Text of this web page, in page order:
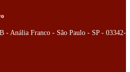
- Anália Franco - São Paulo - SP - 03342-